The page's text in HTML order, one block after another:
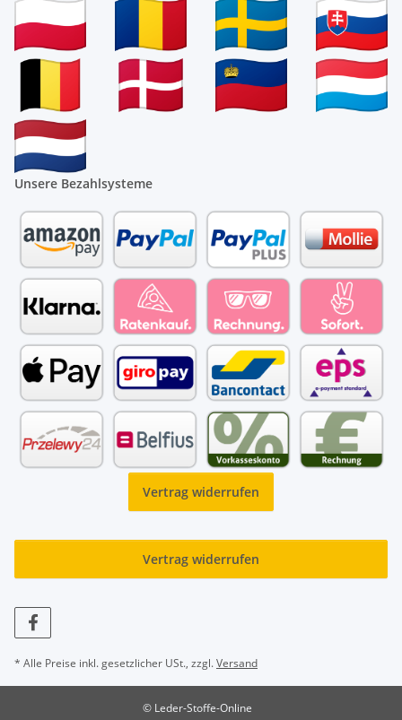
Unsere Bezahlsysteme
Vertrag widerrufen
Vertrag widerrufen
* Alle Preise inkl. gesetzlicher USt., zzgl.Versand
© Leder-Stoffe-Online